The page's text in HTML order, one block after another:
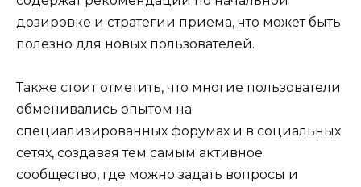
дозировке и стратегии приема, что может быть
полезно для новых пользователей.
Также стоит отметить, что многие пользователи
обменивались опытом на
специализированных форумах и в социальных
сетях, создавая тем самым активное
сообщество, где можно задать вопросы и